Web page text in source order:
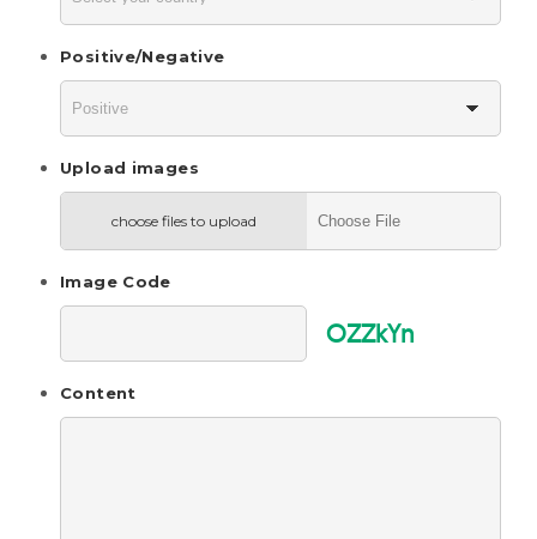
Positive/Negative
Upload images
choose files to upload
Image Code
OZZkYn
Content